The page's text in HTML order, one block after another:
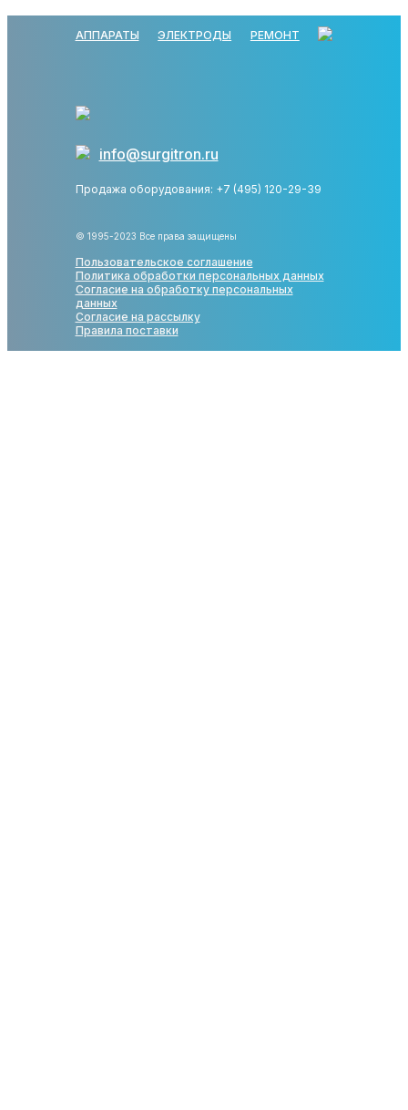
АППАРАТЫ ЭЛЕКТРОДЫ РЕМОНТ
info@surgitron.ru
Продажа оборудования: +7 (495) 120-29-39
© 1995-2023 Все права защищены
Пользовательское соглашение
Политика обработки персональных данных
Согласие на обработку персональных
данных
Согласие на рассылку
Правила поставки